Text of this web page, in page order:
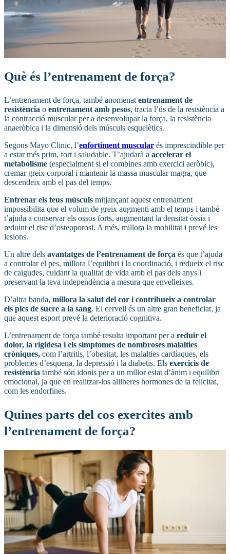
Què és l’entrenament de força?
L’entrenament de força, també anomenat entrenament de
resistència o entrenament amb pesos, tracta l’ús de la resistència a
la contracció muscular per a desenvolupar la força, la resistència
anaeròbica i la dimensió dels músculs esquelètics.
Segons Mayo Clinic, l’enfortiment muscular és imprescindible per
a estar més prim, fort i saludable. T’ajudarà a accelerar el
metabolisme (especialment si el combines amb exercici aeròbic),
cremar greix corporal i mantenir la massa muscular magra, que
descendeix amb el pas del temps.
Entrenar els teus músculs mitjançant aquest entrenament
impossibilita que el volum de greix augmenti amb el temps i també
t’ajuda a conservar els ossos forts, augmentant la densitat òssia i
reduint el risc d’osteoporosi. A més, millora la mobilitat i prevé les
lesions.
Un altre dels avantatges de l’entrenament de força és que t’ajuda
a controlar el pes, millora l’equilibri i la coordinació, i redueix el risc
de caigudes, cuidant la qualitat de vida amb el pas dels anys i
preservant la teva independència a mesura que envelleixes.
D’altra banda, millora la salut del cor i contribueix a controlar
els pics de sucre a la sang. El cervell és un altre gran beneficiat, ja
que aquest esport prevé la deterioració cognitiva.
L’entrenament de força també resulta important per a reduir el
dolor, la rigidesa i els símptomes de nombroses malalties
cròniques, com l’artritis, l’obesitat, les malalties cardíaques, els
problemes d’esquena, la depressió i la diabetis. Els exercicis de
resistència també són idonis per a un millor estat d’ànim i equilibri
emocional, ja que en realitzar-los alliberes hormones de la felicitat,
com les endorfines.
Quines parts del cos exercites amb
l’entrenament de força?